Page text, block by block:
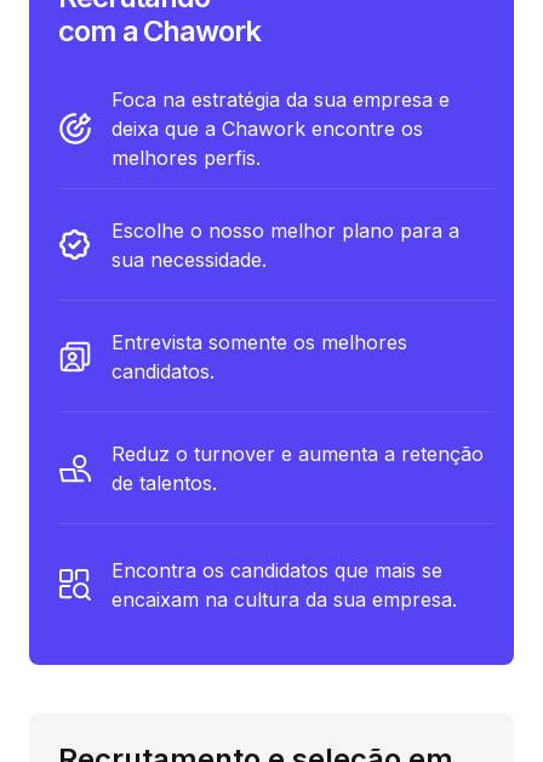
com a Chawork
Foca na estratégia da sua empresa e
deixa que a Chawork encontre os
melhores perfis.
Escolhe o nosso melhor plano para a
sua necessidade.
Entrevista somente os melhores
candidatos.
Reduz o turnover e aumenta a retenção
de talentos.
Encontra os candidatos que mais se
encaixam na cultura da sua empresa.